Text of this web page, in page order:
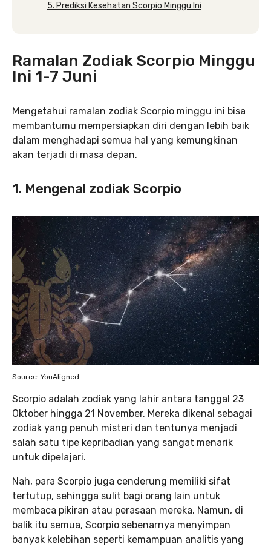
5. Prediksi Kesehatan Scorpio Minggu Ini
Ramalan Zodiak Scorpio Minggu
Ini 1-7 Juni
Mengetahui ramalan zodiak Scorpio minggu ini bisa
membantumu mempersiapkan diri dengan lebih baik
dalam menghadapi semua hal yang kemungkinan
akan terjadi di masa depan.
1. Mengenal zodiak Scorpio
Source: YouAligned
Scorpio adalah zodiak yang lahir antara tanggal 23
Oktober hingga 21 November. Mereka dikenal sebagai
zodiak yang penuh misteri dan tentunya menjadi
salah satu tipe kepribadian yang sangat menarik
untuk dipelajari.
Nah, para Scorpio juga cenderung memiliki sifat
tertutup, sehingga sulit bagi orang lain untuk
membaca pikiran atau perasaan mereka. Namun, di
balik itu semua, Scorpio sebenarnya menyimpan
banyak kelebihan seperti kemampuan analitis yang